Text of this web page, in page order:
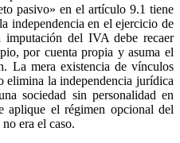
pasivo» en el artículo 9.1 tiene
independencia en el ejercicio de
del IVA debe recaer
por cuenta propia y asuma el
La mera existencia de vínculos
elimina la independencia jurídica
sociedad sin personalidad en
aplique el régimen opcional del
era el caso.